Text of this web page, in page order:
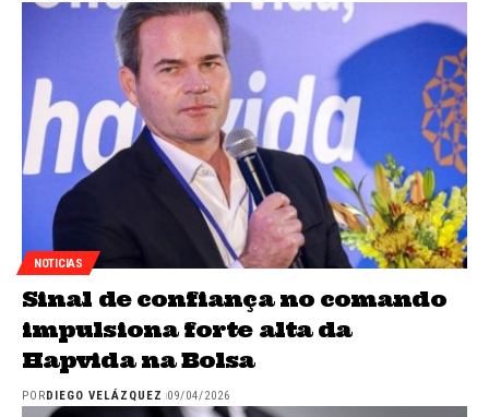
NOTICIAS
Sinal de confiança no comando
impulsiona forte alta da
Hapvida na Bolsa
POR DIEGO VELÁZQUEZ 09/04/2026